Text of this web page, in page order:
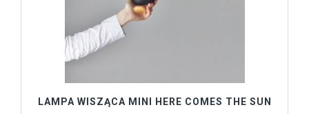
LAMPA WISZĄCA MINI HERE COMES THE SUN